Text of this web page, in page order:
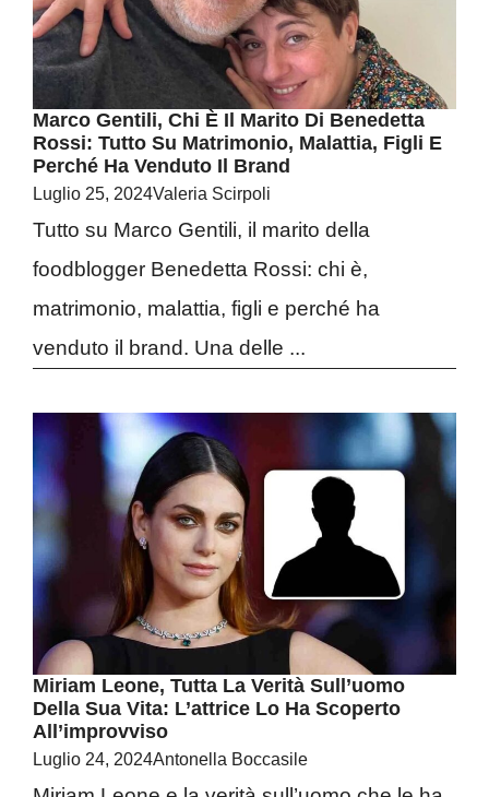
Marco Gentili, Chi È Il Marito Di Benedetta
Rossi: Tutto Su Matrimonio, Malattia, Figli E
Perché Ha Venduto Il Brand
Luglio 25, 2024Valeria Scirpoli
Tutto su Marco Gentili, il marito della
foodblogger Benedetta Rossi: chi è,
matrimonio, malattia, figli e perché ha
venduto il brand. Una delle ...
Miriam Leone, Tutta La Verità Sull’uomo
Della Sua Vita: L’attrice Lo Ha Scoperto
All’improvviso
Luglio 24, 2024Antonella Boccasile